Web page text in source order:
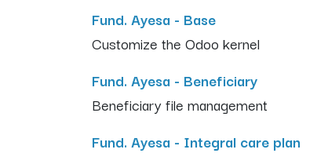
Fund. Ayesa - Base
Customize the Odoo kernel
Fund. Ayesa - Beneficiary
Beneficiary file management
Fund. Ayesa - Integral care plan